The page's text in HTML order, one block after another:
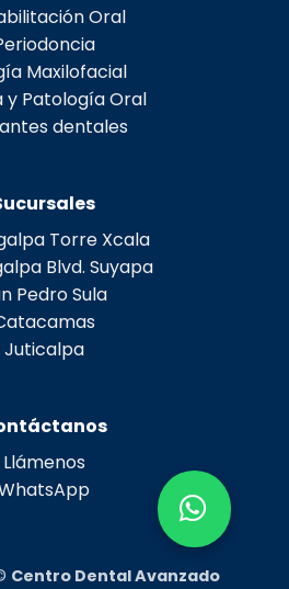
Oral
Maxilofacial
y Patología Oral
dentales
Torre Xcala
Blvd. Suyapa
Pedro Sula
Juticalpa
Llámenos
Centro Dental Avanzado